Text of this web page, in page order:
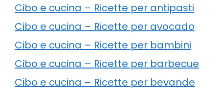
Cibo e cucina – Ricette per antipasti
Cibo e cucina – Ricette per avocado
Cibo e cucina – Ricette per bambini
Cibo e cucina – Ricette per barbecue
Cibo e cucina – Ricette per bevande